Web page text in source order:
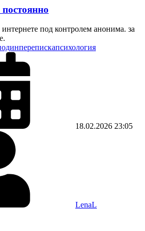
под контролем анонима. за
перепискапсихология
18.02.2026 23:05
LenaL